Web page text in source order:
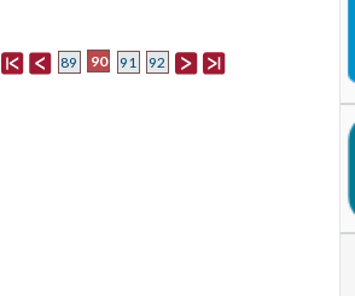
89 90 91 92